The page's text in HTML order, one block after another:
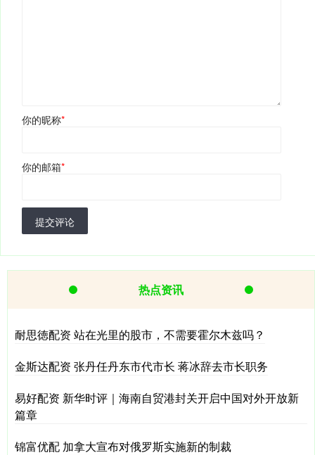
你的昵称*
你的邮箱*
提交评论
热点资讯
耐思徳配资 站在光里的股市，不需要霍尔木兹吗？
金斯达配资 张丹任丹东市代市长 蒋冰辞去市长职务
易好配资 新华时评｜海南自贸港封关开启中国对外开放新
篇章
锦富优配 加拿大宣布对俄罗斯实施新的制裁